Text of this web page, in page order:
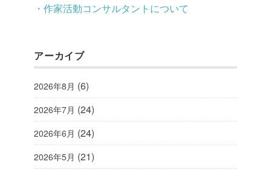
・作家活動コンサルタントについて
アーカイブ
2026年8月 (6)
2026年7月 (24)
2026年6月 (24)
2026年5月 (21)